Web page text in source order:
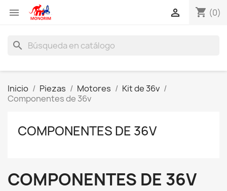
 shopping_cart (0)

search
Inicio Piezas Motores
Kit de 36v
Componentes de 36v
COMPONENTES DE 36V
COMPONENTES DE 36V